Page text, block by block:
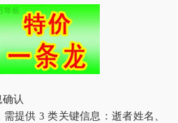
认
提供 3 类关键信息：逝者姓名、